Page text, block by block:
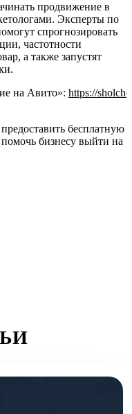
продвижение в
Эксперты по
спрогнозировать
частотности
а также запустят
на Авито»: https://sholche
бесплатную
бизнесу выйти на